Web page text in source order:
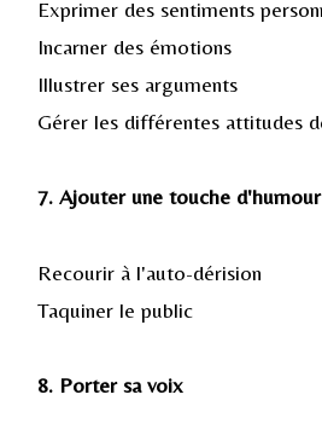
Exprimer des sentiments
Incarner des émotions
Illustrer ses arguments
Gérer les différentes attitudes
7. Ajouter une touche d'humour
Recourir à l'auto-dérision
Taquiner le public
8. Porter sa voix